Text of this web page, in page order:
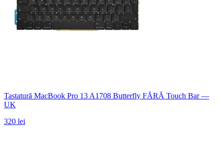
Tastatură MacBook Pro 13 A1708 Butterfly FĂRĂ Touch Bar —
UK
320 lei